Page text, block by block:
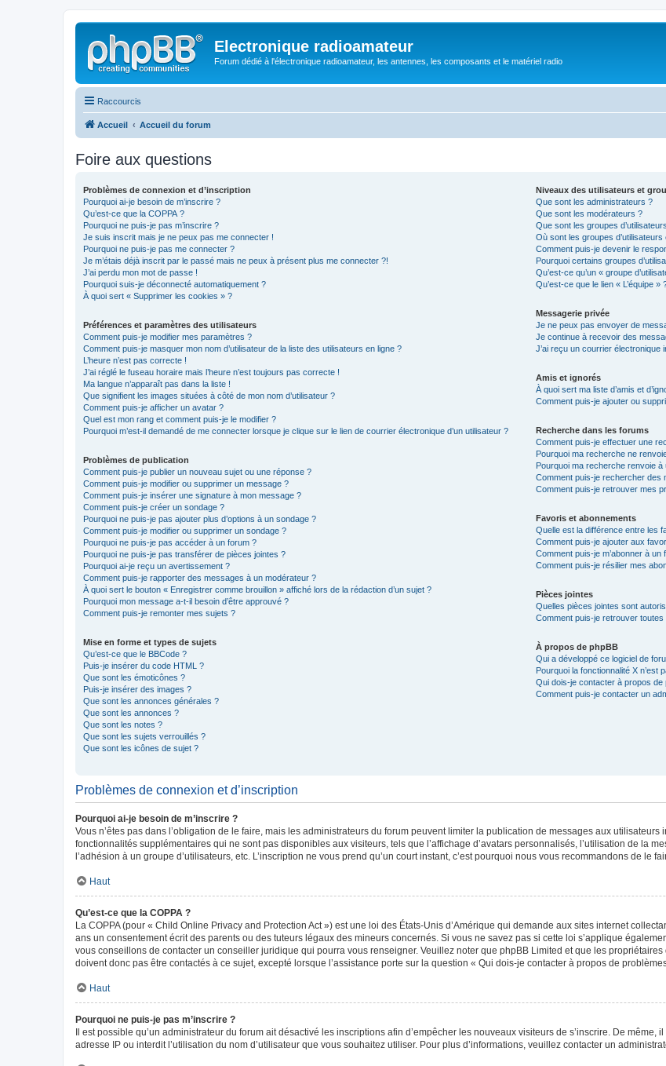
Electronique radioamateur
Forum dédié à l'électronique radioamateur, les antennes, les composants et le matériel radio
Raccourcis
Accueil Accueil du forum
Foire aux questions
Problèmes de connexion et d’inscription
Pourquoi ai-je besoin de m’inscrire ?
Qu’est-ce que la COPPA ?
Pourquoi ne puis-je pas m’inscrire ?
Je suis inscrit mais je ne peux pas me connecter !
Pourquoi ne puis-je pas me connecter ?
Je m’étais déjà inscrit par le passé mais ne peux à présent plus me connecter ?!
J’ai perdu mon mot de passe !
Pourquoi suis-je déconnecté automatiquement ?
À quoi sert « Supprimer les cookies » ?
Préférences et paramètres des utilisateurs
Comment puis-je modifier mes paramètres ?
Comment puis-je masquer mon nom d’utilisateur de la liste des utilisateurs en ligne ?
L’heure n’est pas correcte !
J’ai réglé le fuseau horaire mais l’heure n’est toujours pas correcte !
Ma langue n’apparaît pas dans la liste !
Que signifient les images situées à côté de mon nom d’utilisateur ?
Comment puis-je afficher un avatar ?
Quel est mon rang et comment puis-je le modifier ?
Pourquoi m’est-il demandé de me connecter lorsque je clique sur le lien de courrier électronique d’un utilisateur ?
Problèmes de publication
Comment puis-je publier un nouveau sujet ou une réponse ?
Comment puis-je modifier ou supprimer un message ?
Comment puis-je insérer une signature à mon message ?
Comment puis-je créer un sondage ?
Pourquoi ne puis-je pas ajouter plus d’options à un sondage ?
Comment puis-je modifier ou supprimer un sondage ?
Pourquoi ne puis-je pas accéder à un forum ?
Pourquoi ne puis-je pas transférer de pièces jointes ?
Pourquoi ai-je reçu un avertissement ?
Comment puis-je rapporter des messages à un modérateur ?
À quoi sert le bouton « Enregistrer comme brouillon » affiché lors de la rédaction d’un sujet ?
Pourquoi mon message a-t-il besoin d’être approuvé ?
Comment puis-je remonter mes sujets ?
Mise en forme et types de sujets
Qu’est-ce que le BBCode ?
Puis-je insérer du code HTML ?
Que sont les émoticônes ?
Puis-je insérer des images ?
Que sont les annonces générales ?
Que sont les annonces ?
Que sont les notes ?
Que sont les sujets verrouillés ?
Que sont les icônes de sujet ?
Niveaux des utilisateurs et
Que sont les administrateurs ?
Que sont les modérateurs ?
Que sont les groupes
Où sont les groupes
Comment puis-je devenir le
Pourquoi certains groupes
Qu’est-ce qu’un « groupe
Qu’est-ce que le lien « L’équipe »
Messagerie privée
Je ne peux pas envoyer de
Je continue à recevoir des
J’ai reçu un courrier électronique
Amis et ignorés
À quoi sert ma liste d’amis et
Comment puis-je ajouter ou
Recherche dans les forums
Comment puis-je effectuer une
Pourquoi ma recherche ne
Pourquoi ma recherche renvoie à
Comment puis-je rechercher des
Comment puis-je retrouver mes
Favoris et abonnements
Quelle est la différence entre les
Comment puis-je ajouter aux
Comment puis-je m’abonner à un
Comment puis-je résilier mes
Pièces jointes
Quelles pièces jointes sont
Comment puis-je retrouver
À propos de phpBB
Qui a développé ce logiciel de
Pourquoi la fonctionnalité X n’est
Qui dois-je contacter à propos de
Comment puis-je contacter un
Problèmes de connexion et d’inscription
Pourquoi ai-je besoin de m’inscrire ?
Vous n’êtes pas dans l’obligation de le faire, mais les administrateurs du forum peuvent limiter la publication de messages aux
fonctionnalités supplémentaires qui ne sont pas disponibles aux visiteurs, tels que l’affichage d’avatars personnalisés, l’utilisation de la
l’adhésion à un groupe d’utilisateurs, etc. L’inscription ne vous prend qu’un court instant, c’est pourquoi nous vous recommandons de le
Haut
Qu’est-ce que la COPPA ?
La COPPA (pour « Child Online Privacy and Protection Act ») est une loi des États-Unis d’Amérique qui demande aux sites internet
ans un consentement écrit des parents ou des tuteurs légaux des mineurs concernés. Si vous ne savez pas si cette loi s’applique
vous conseillons de contacter un conseiller juridique qui pourra vous renseigner. Veuillez noter que phpBB Limited et que les
doivent donc pas être contactés à ce sujet, excepté lorsque l’assistance porte sur la question « Qui dois-je contacter à propos de
Haut
Pourquoi ne puis-je pas m’inscrire ?
Il est possible qu’un administrateur du forum ait désactivé les inscriptions afin d’empêcher les nouveaux visiteurs de s’inscrire. De
adresse IP ou interdit l’utilisation du nom d’utilisateur que vous souhaitez utiliser. Pour plus d’informations, veuillez contacter un